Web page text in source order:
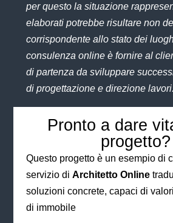
per questo la situazione
elaborati potrebbe risultare non
corrispondente allo stato dei
consulenza online è fornire al
di partenza da sviluppare
di progettazione e direzione lavori.
Pronto a dare
progetto?
Questo progetto è un esempio di
servizio di Architetto Online
soluzioni concrete, capaci di
di immobile